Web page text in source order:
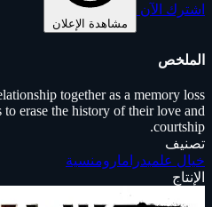
اشترك الآن
مشاهدة الإعلان
الملخص
together as a memory loss
to erase the history of their love and
courtship.
تصنيف
خيال علميدرامارومنسية
الإنتاج